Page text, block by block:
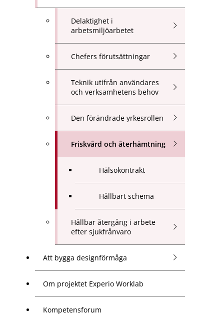
Delaktighet i
arbetsmiljöarbetet
Chefers förutsättningar
Teknik utifrån användares
och verksamhetens behov
Den förändrade yrkesrollen
Friskvård och återhämtning
Hälsokontrakt
Hållbart schema
Hållbar återgång i arbete
efter sjukfrånvaro
Att bygga designförmåga
Om projektet Experio Worklab
Kompetensforum